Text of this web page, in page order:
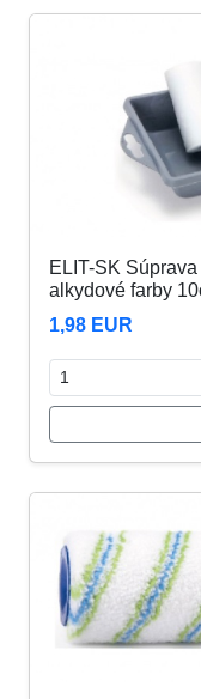
ELIT-SK
alkydové farby
1,98 EUR